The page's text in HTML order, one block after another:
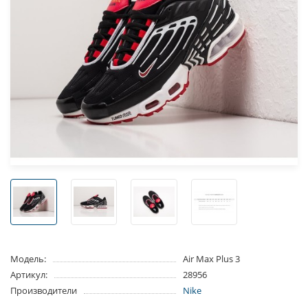
Модель:
Air Max Plus 3
Артикул:
28956
Производители
Nike